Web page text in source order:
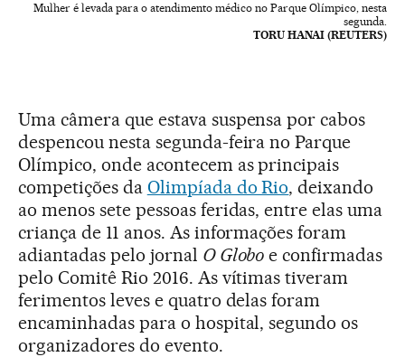
Mulher é levada para o atendimento médico no Parque Olímpico, nesta
segunda.
TORU HANAI (REUTERS)
Uma câmera que estava suspensa por cabos
despencou nesta segunda-feira no Parque
Olímpico, onde acontecem as principais
competições da Olimpíada do Rio, deixando
ao menos sete pessoas feridas, entre elas uma
criança de 11 anos. As informações foram
adiantadas pelo jornal O Globo e confirmadas
pelo Comitê Rio 2016. As vítimas tiveram
ferimentos leves e quatro delas foram
encaminhadas para o hospital, segundo os
organizadores do evento.